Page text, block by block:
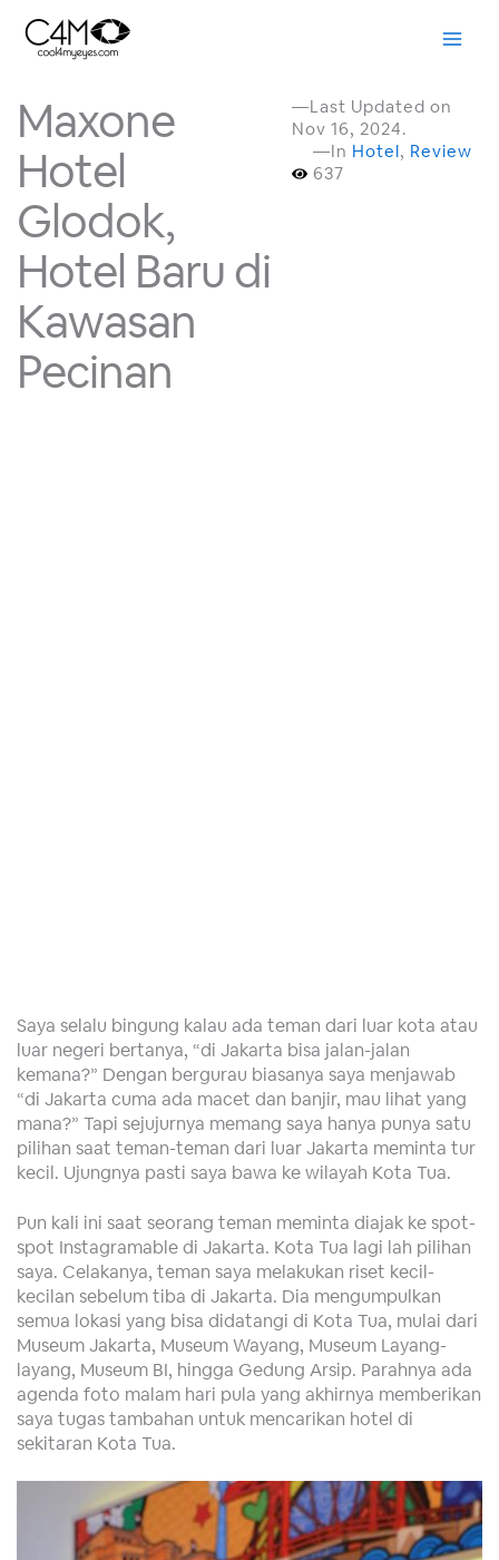
content
Maxone
Hotel
Glodok,
Hotel Baru di
Kawasan
Pecinan
—Last Updated on
Nov 16, 2024.
—In Hotel, Review
637
Saya selalu bingung kalau ada teman dari luar kota atau
luar negeri bertanya, “di Jakarta bisa jalan-jalan
kemana?” Dengan bergurau biasanya saya menjawab
“di Jakarta cuma ada macet dan banjir, mau lihat yang
mana?” Tapi sejujurnya memang saya hanya punya satu
pilihan saat teman-teman dari luar Jakarta meminta tur
kecil. Ujungnya pasti saya bawa ke wilayah Kota Tua.
Pun kali ini saat seorang teman meminta diajak ke spot-
spot Instagramable di Jakarta. Kota Tua lagi lah pilihan
saya. Celakanya, teman saya melakukan riset kecil-
kecilan sebelum tiba di Jakarta. Dia mengumpulkan
semua lokasi yang bisa didatangi di Kota Tua, mulai dari
Museum Jakarta, Museum Wayang, Museum Layang-
layang, Museum BI, hingga Gedung Arsip. Parahnya ada
agenda foto malam hari pula yang akhirnya memberikan
saya tugas tambahan untuk mencarikan hotel di
sekitaran Kota Tua.